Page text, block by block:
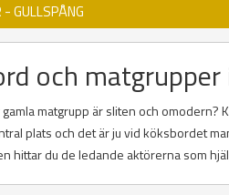
GULLSPÅNG
och matgrupper
gamla matgrupp är sliten och
plats och det är ju vid köksbordet
hittar du de ledande aktörerna som